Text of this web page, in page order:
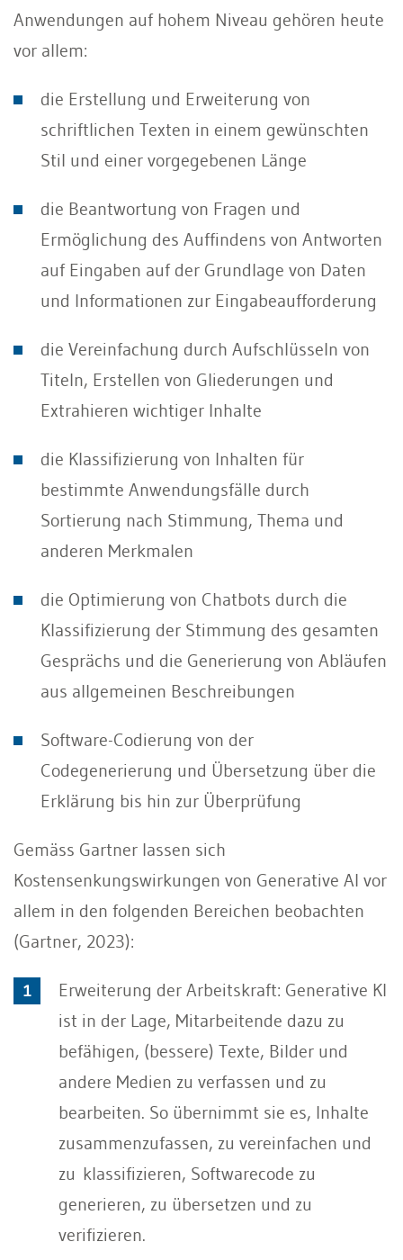
Anwendungen auf hohem Niveau gehören heute
vor allem:
die Erstellung und Erweiterung von
schriftlichen Texten in einem gewünschten
Stil und einer vorgegebenen Länge
die Beantwortung von Fragen und
Ermöglichung des Auffindens von Antworten
auf Eingaben auf der Grundlage von Daten
und Informationen zur Eingabeaufforderung
die Vereinfachung durch Aufschlüsseln von
Titeln, Erstellen von Gliederungen und
Extrahieren wichtiger Inhalte
die Klassifizierung von Inhalten für
bestimmte Anwendungsfälle durch
Sortierung nach Stimmung, Thema und
anderen Merkmalen
die Optimierung von Chatbots durch die
Klassifizierung der Stimmung des gesamten
Gesprächs und die Generierung von Abläufen
aus allgemeinen Beschreibungen
Software-Codierung von der
Codegenerierung und Übersetzung über die
Erklärung bis hin zur Überprüfung
Gemäss Gartner lassen sich
Kostensenkungswirkungen von Generative AI vor
allem in den folgenden Bereichen beobachten
(Gartner, 2023):
Erweiterung der Arbeitskraft: Generative KI
ist in der Lage, Mitarbeitende dazu zu
befähigen, (bessere) Texte, Bilder und
andere Medien zu verfassen und zu
bearbeiten. So übernimmt sie es, Inhalte
zusammenzufassen, zu vereinfachen und
zu klassifizieren, Softwarecode zu
generieren, zu übersetzen und zu
verifizieren.